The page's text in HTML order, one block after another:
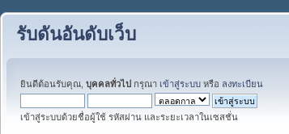
รับดันอันดับเว็บ
ยินดีต้อนรับคุณ, บุคคลทั่วไป กรุณา เข้าสู่ระบบ หรือ ลงทะเบียน
เข้าสู่ระบบด้วยชื่อผู้ใช้ รหัสผ่าน และระยะเวลาในเซสชั่น